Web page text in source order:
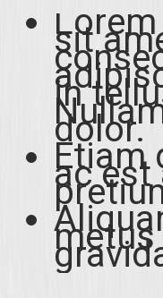
sit
in
dolor.
Etiam
ac est